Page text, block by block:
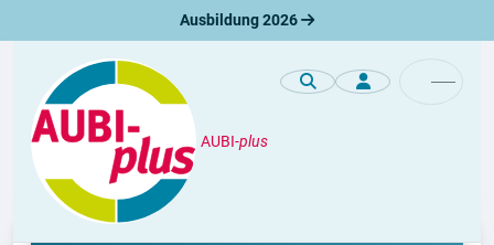
Ausbildung 2026
AUBI-plus
Ausbildung
Ausbildung Marienfließ 2026 &